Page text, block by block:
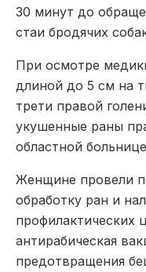
30 минут до
стаи бродячих
При осмотре
длиной до 5 см на
трети правой
укушенные раны
областной
Женщине провели
обработку ран и
профилактических
антирабическая
предотвращения